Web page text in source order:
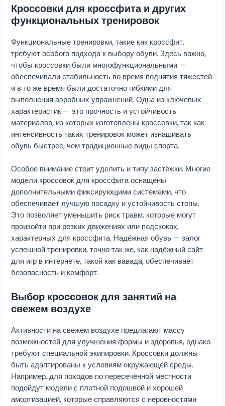
Кроссовки для кроссфита и других
функциональных тренировок
Функциональные тренировки, такие как кроссфит,
требуют особого подхода к выбору обуви. Здесь важно,
чтобы кроссовки были многофункциональными —
обеспечивали стабильность во время поднятия тяжестей
и в то же время были достаточно гибкими для
выполнения аэробных упражнений. Одна из ключевых
характеристик — это прочность и устойчивость
материалов, из которых изготовлены кроссовки, так как
интенсивность таких тренировок может изнашивать
обувь быстрее, чем традиционные виды спорта.
Особое внимание стоит уделить и типу застёжки. Многие
модели кроссовок для кроссфита оснащены
дополнительными фиксирующими системами, что
обеспечивает лучшую посадку и устойчивость стопы.
Это позволяет уменьшить риск травм, которые могут
произойти при резких движениях или подскоках,
характерных для кроссфита. Надёжная обувь — залог
успешной тренировки, точно так же, как надёжный сайт
для игр в интернете, такой как вавада, обеспечивает
безопасность и комфорт.
Выбор кроссовок для занятий на
свежем воздухе
Активности на свежем воздухе предлагают массу
возможностей для улучшения формы и здоровья, однако
требуют специальной экипировки. Кроссовки должны
быть адаптированы к условиям окружающей среды.
Например, для походов по пересечённой местности
подойдут модели с плотной подошвой и хорошей
амортизацией, которые справляются с неровностями